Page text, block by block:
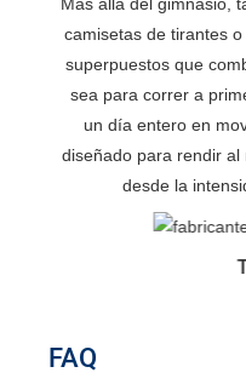
camisetas de tirantes
superpuestos que
sea para correr a
un día entero en
diseñado para rendir al
desde la
FAQ